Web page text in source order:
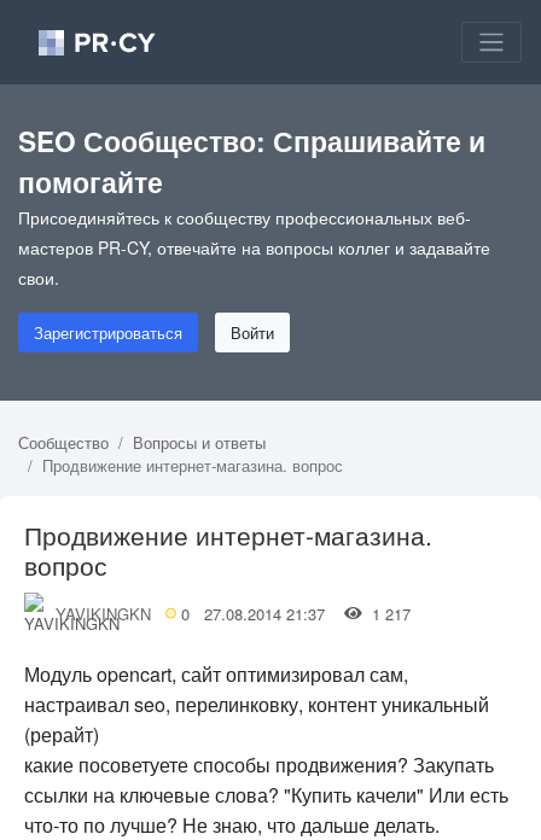
SEO Сообщество: Спрашивайте и
помогайте
Присоединяйтесь к сообществу профессиональных веб-
мастеров PR-CY, отвечайте на вопросы коллег и задавайте
свои.
Зарегистрироваться Войти
Сообщество
Вопросы и ответы
Продвижение интернет-магазина. вопрос
Продвижение интернет-магазина.
вопрос
YAVIKINGKN 0 27.08.2014 21:37 1 217
Модуль opencart, сайт оптимизировал сам,
настраивал seo, перелинковку, контент уникальный
(рерайт)
какие посоветуете способы продвижения? Закупать
ссылки на ключевые слова? "Купить качели" Или есть
что-то по лучше? Не знаю, что дальше делать.